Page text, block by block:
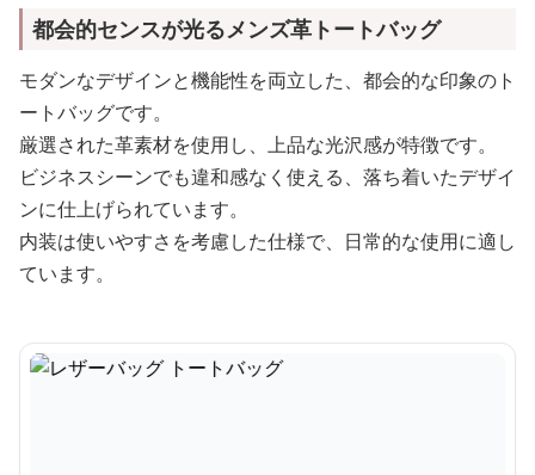
都会的センスが光るメンズ革トートバッグ
モダンなデザインと機能性を両立した、都会的な印象のト
ートバッグです。
厳選された革素材を使用し、上品な光沢感が特徴です。
ビジネスシーンでも違和感なく使える、落ち着いたデザイ
ンに仕上げられています。
内装は使いやすさを考慮した仕様で、日常的な使用に適し
ています。